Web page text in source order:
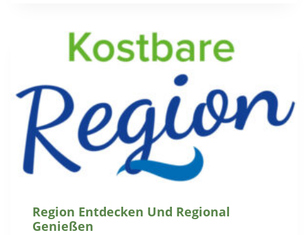
Region Entdecken Und Regional
Genießen